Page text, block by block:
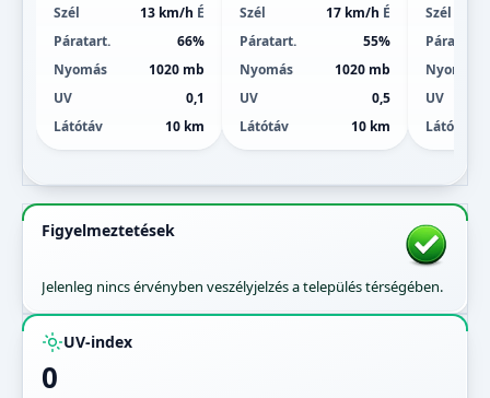
Szél
13 km/h É
Páratart.
66%
Nyomás
1020 mb
UV
0,1
Látótáv
10 km
Szél
17 km/h É
Páratart.
55%
Nyomás
1020 mb
UV
0,5
Látótáv
10 km
Szél
Páratart.
Nyomás
UV
Látótáv
Figyelmeztetések
Jelenleg nincs érvényben veszélyjelzés a település térségében.
UV-index
0